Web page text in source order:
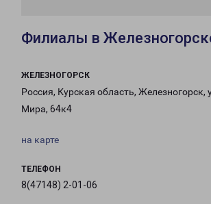
Филиалы в
ЖЕЛЕЗНОГОРСК
Россия, Курская область, Железногорск,
Мира, 64к4
на карте
ТЕЛЕФОН
8(47148) 2-01-06